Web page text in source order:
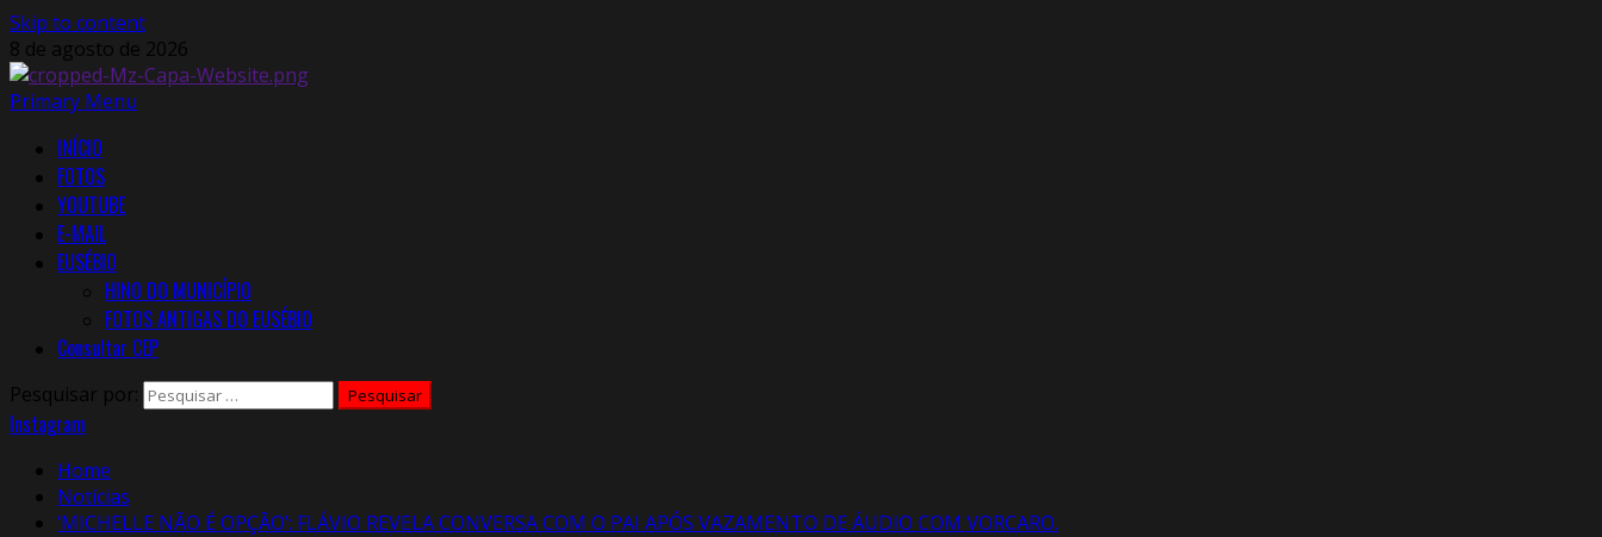
Skip to content
8 de agosto de 2026
Primary Menu
INÍCIO
FOTOS
YOUTUBE
E-MAIL
EUSÉBIO
HINO DO MUNICÍPIO
FOTOS ANTIGAS DO EUSÉBIO
Consultar CEP
Pesquisar por:
Instagram
Home
Notícias
‘MICHELLE NÃO É OPÇÃO’: FLÁVIO REVELA CONVERSA COM O PAI APÓS VAZAMENTO DE ÁUDIO COM VORCARO.